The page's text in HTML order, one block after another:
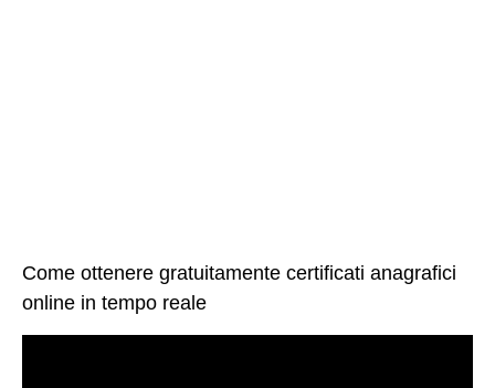
Come ottenere gratuitamente certificati anagrafici
online in tempo reale